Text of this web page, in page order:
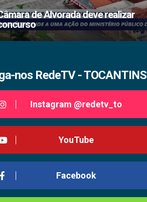
de Alvorada deve realizar
nos RedeTV - TOCANTINS
Instagram @redetv_to
YouTube
Facebook